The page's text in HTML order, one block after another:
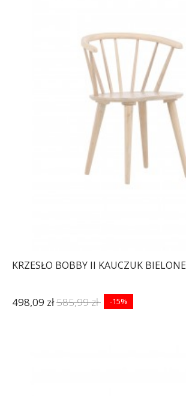
KRZESŁO BOBBY II KAUCZUK BIELONE
498,09 zł585,99 zł -15%